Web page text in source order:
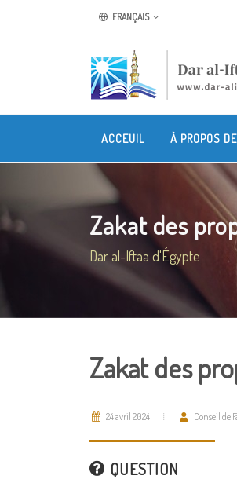
FRANÇAIS
ACCEUIL À PROPOS
Zakat des
Dar al-Iftaa d'Égypte
Zakat des
24 avril 2024 Conseil de
QUESTION